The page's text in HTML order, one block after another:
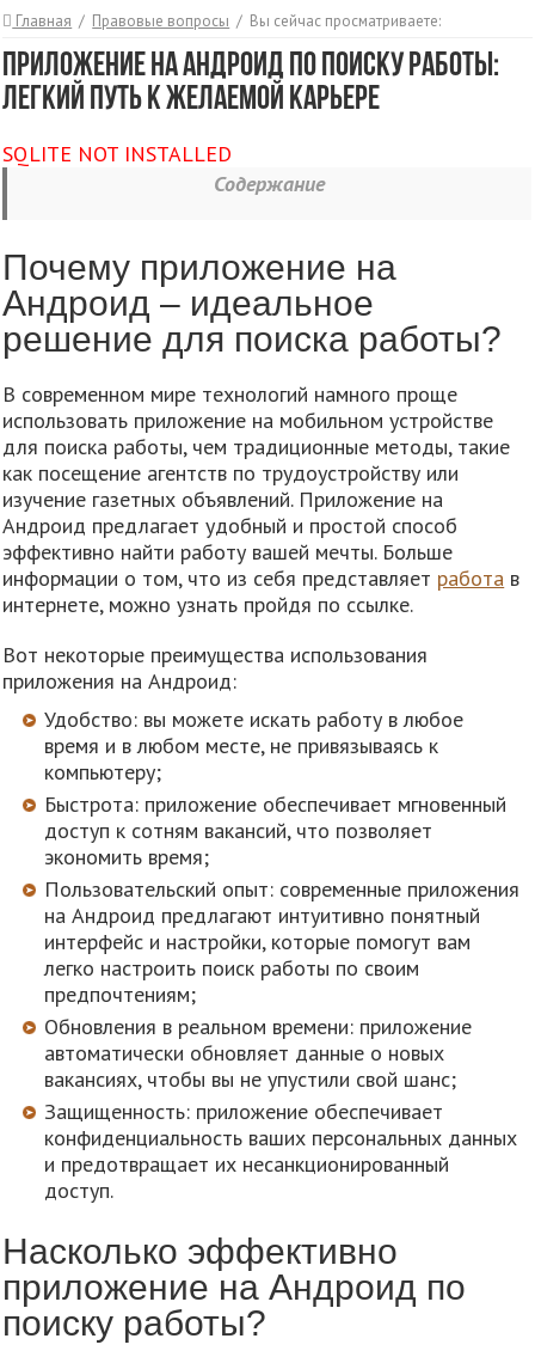
Главная / Правовые вопросы / Вы сейчас просматриваете:
Приложение на Андроид по поиску работы:
легкий путь к желаемой карьере
SQLITE NOT INSTALLED
Содержание
Почему приложение на
Андроид – идеальное
решение для поиска работы?
В современном мире технологий намного проще
использовать приложение на мобильном устройстве
для поиска работы, чем традиционные методы, такие
как посещение агентств по трудоустройству или
изучение газетных объявлений. Приложение на
Андроид предлагает удобный и простой способ
эффективно найти работу вашей мечты. Больше
информации о том, что из себя представляет работа в
интернете, можно узнать пройдя по ссылке.
Вот некоторые преимущества использования
приложения на Андроид:
Удобство: вы можете искать работу в любое
время и в любом месте, не привязываясь к
компьютеру;
Быстрота: приложение обеспечивает мгновенный
доступ к сотням вакансий, что позволяет
экономить время;
Пользовательский опыт: современные приложения
на Андроид предлагают интуитивно понятный
интерфейс и настройки, которые помогут вам
легко настроить поиск работы по своим
предпочтениям;
Обновления в реальном времени: приложение
автоматически обновляет данные о новых
вакансиях, чтобы вы не упустили свой шанс;
Защищенность: приложение обеспечивает
конфиденциальность ваших персональных данных
и предотвращает их несанкционированный
доступ.
Насколько эффективно
приложение на Андроид по
поиску работы?